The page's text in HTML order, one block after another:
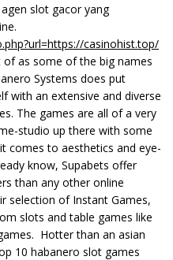
slot gacor yang
casinohist.top/
as some of the big names
Systems does put
with an extensive and diverse
The games are all of a very
studio up there with some
comes to aesthetics and eye-
know, Supabets offer
than any other online
selection of Instant Games,
slots and table games like
Hotter than an asian
10 habanero slot games